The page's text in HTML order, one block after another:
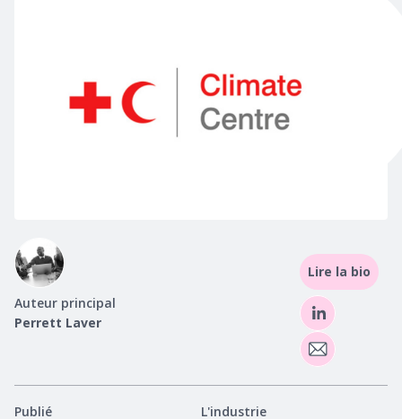
Auteur principal
Perrett Laver
Lire la bio
Publié
L'industrie